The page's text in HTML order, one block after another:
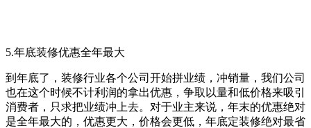
5.年底装修优惠全年最大
到年底了，装修行业各个公司开始拼业绩，冲销量，我们公司
也在这个时候不计利润的拿出优惠，争取以量和低价格来吸引
消费者，只求把业绩冲上去。对于业主来说，年末的优惠绝对
是全年最大的，优惠更大，价格会更低，年底定装修绝对最省